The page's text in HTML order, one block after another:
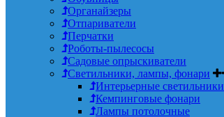
Органайзеры
Отпариватели
Перчатки
Роботы-пылесосы
Садовые опрыскиватели
Светильники, лампы, фонари
Интерьерные светильники
Кемпинговые фонари
Лампы потолочные